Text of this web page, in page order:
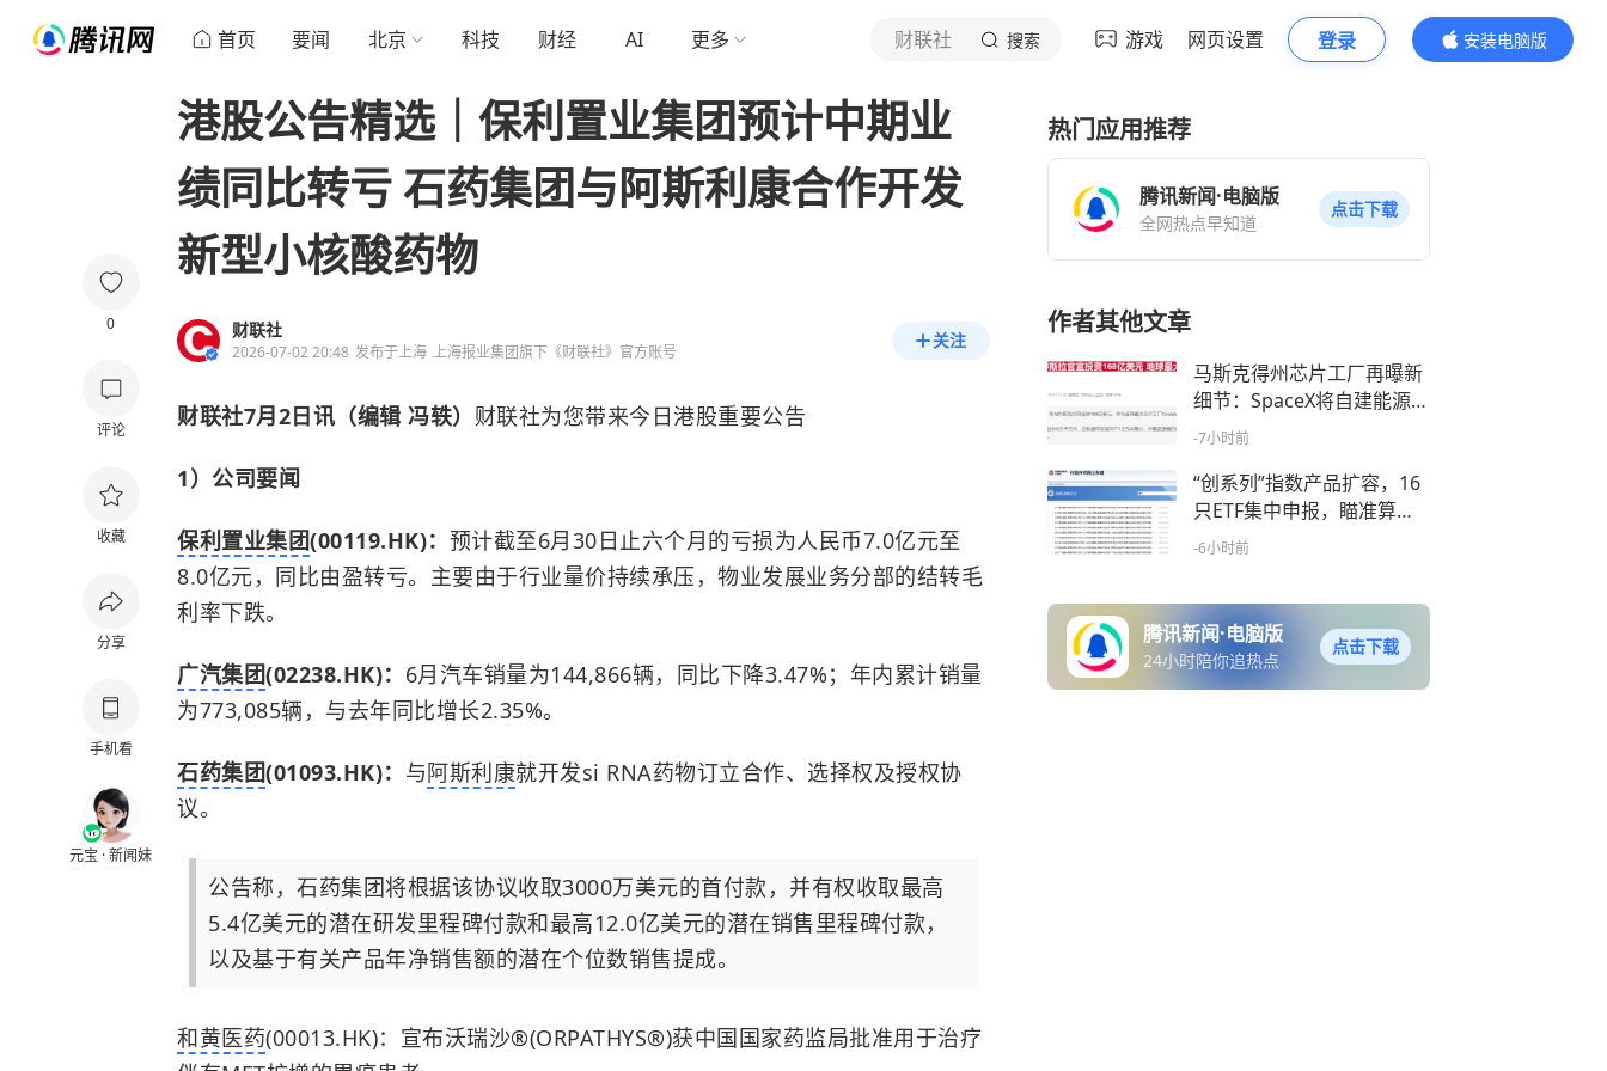
首页 要闻 北京 科技 财经 AI 更多 财联社 搜索 游戏 网页设置 登录
安装电脑版
内容更精彩
0
评论
收藏
分享
手机看
元宝 · 新闻妹
港股公告精选｜保利置业集团预计中期业
绩同比转亏 石药集团与阿斯利康合作开发
新型小核酸药物
财联社
2026-07-02 20:48 发布于上海 上海报业集团旗下《财联社》官方账号
关注
财联社7月2日讯（编辑 冯轶） 财联社为您带来今日港股重要公告
1）公司要闻
保利置业集团(00119.HK)： 预计截至6月30日止六个月的亏损为人民币7.0亿元至
8.0亿元，同比由盈转亏。主要由于行业量价持续承压，物业发展业务分部的结转毛
利率下跌。
广汽集团(02238.HK)： 6月汽车销量为144,866辆，同比下降3.47%；年内累计销量
为773,085辆，与去年同比增长2.35%。
石药集团(01093.HK)： 与阿斯利康就开发si RNA药物订立合作、选择权及授权协
议。
公告称，石药集团将根据该协议收取3000万美元的首付款，并有权收取最高
5.4亿美元的潜在研发里程碑付款和最高12.0亿美元的潜在销售里程碑付款，
以及基于有关产品年净销售额的潜在个位数销售提成。
和黄医药(00013.HK)：宣布沃瑞沙®(ORPATHYS®)获中国国家药监局批准用于治疗
热门应用推荐
腾讯新闻·电脑版
全网热点早知道
点击下载
作者其他文章
马斯克得州芯片工厂再曝新
细节：SpaceX将自建能源系
统保障生产
-7小时前
“创系列”指数产品扩容，16
只ETF集中申报，瞄准算力
与金融科技
-6小时前
腾讯新闻·电脑版
24小时陪你追热点
点击下载